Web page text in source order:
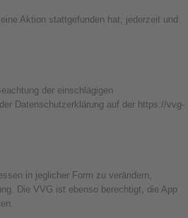
Aktion stattgefunden hat, jederzeit und
der einschlägigen
Datenschutzerklärung auf der https://vvg-
in jeglicher Form zu verändern,
Die VVG ist ebenso berechtigt, die App